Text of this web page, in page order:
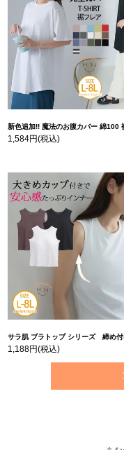
新色追加!! 魔法のお腹カバー 綿100 裾フレア Tシャツ | 大きいサイズの通販ならハ
1,584円(税込)
サラ肌 ブラトップ シリーズ 締め付けない リブ タンクトップ | 大きいサイズの通販なら
1,188円(税込)